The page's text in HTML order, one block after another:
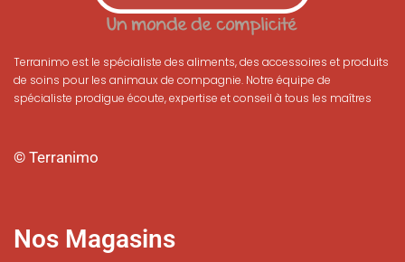
Terranimo est le spécialiste des aliments, des accessoires et produits
de soins pour les animaux de compagnie. Notre équipe de
spécialiste prodigue écoute, expertise et conseil à tous les maîtres
© Terranimo
Nos Magasins